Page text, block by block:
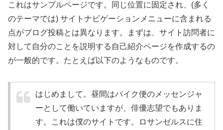
これはサンプルページです。同じ位置に固定され、(多く
のテーマでは) サイトナビゲーションメニューに含まれる
点がブログ投稿とは異なります。まずは、サイト訪問者に
対して自分のことを説明する自己紹介ページを作成するの
が一般的です。たとえば以下のようなものです。
はじめまして。昼間はバイク便のメッセンジャ
ーとして働いていますが、俳優志望でもありま
す。これは僕のサイトです。ロサンゼルスに住